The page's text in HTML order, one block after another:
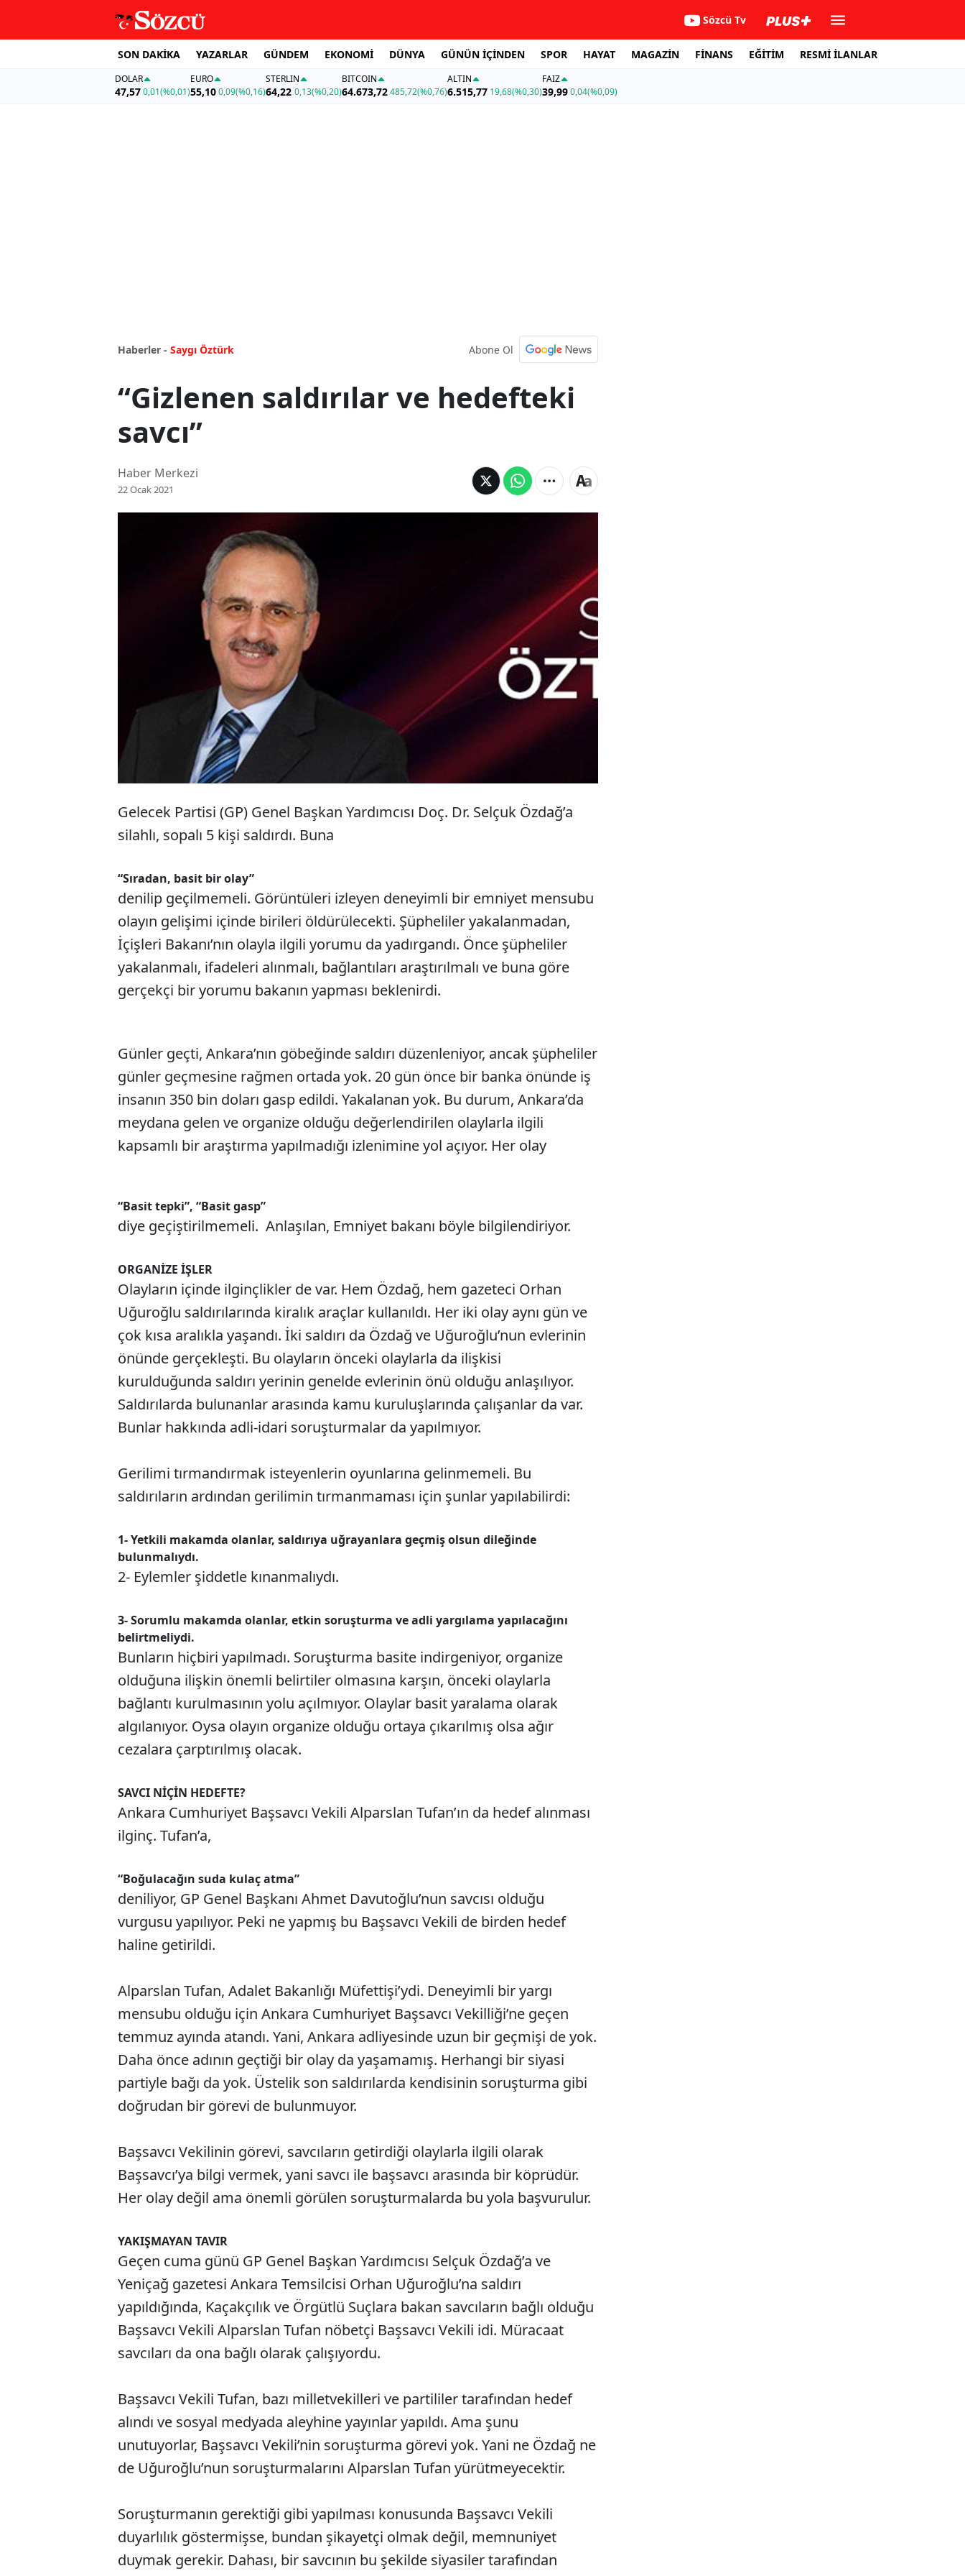
Sözcü Tv
SON DAKİKA YAZARLAR GÜNDEM EKONOMİ DÜNYA GÜNÜN İÇİNDEN SPOR HAYAT MAGAZİN FİNANS EĞİTİM RESMİ İLANLAR
DOLAR
47,570,01(%0,01)
EURO
55,10 0,09(%0,16)
STERLIN
64,22 0,13(%0,20)
BITCOIN
64.673,72485,72(%0,76)
ALTIN
6.515,77 19,68(%0,30)
FAİZ
39,990,04(%0,09)
Haberler - Saygı Öztürk Abone Ol
“Gizlenen saldırılar ve hedefteki
savcı”
Haber Merkezi
22 Ocak 2021
“Gizlenen saldırılar ve
hedefteki savcı”
Gelecek Partisi (GP) Genel Başkan Yardımcısı Doç. Dr. Selçuk Özdağ’a
silahlı, sopalı 5 kişi saldırdı. Buna
“Sıradan, basit bir olay”
denilip geçilmemeli. Görüntüleri izleyen deneyimli bir emniyet mensubu
olayın gelişimi içinde birileri öldürülecekti. Şüpheliler yakalanmadan,
İçişleri Bakanı’nın olayla ilgili yorumu da yadırgandı. Önce şüpheliler
yakalanmalı, ifadeleri alınmalı, bağlantıları araştırılmalı ve buna göre
gerçekçi bir yorumu bakanın yapması beklenirdi.
Günler geçti, Ankara’nın göbeğinde saldırı düzenleniyor, ancak şüpheliler
günler geçmesine rağmen ortada yok. 20 gün önce bir banka önünde iş
insanın 350 bin doları gasp edildi. Yakalanan yok. Bu durum, Ankara’da
meydana gelen ve organize olduğu değerlendirilen olaylarla ilgili
kapsamlı bir araştırma yapılmadığı izlenimine yol açıyor. Her olay
“Basit tepki”, “Basit gasp”
diye geçiştirilmemeli. Anlaşılan, Emniyet bakanı böyle bilgilendiriyor.
ORGANİZE İŞLER
Olayların içinde ilginçlikler de var. Hem Özdağ, hem gazeteci Orhan
Uğuroğlu saldırılarında kiralık araçlar kullanıldı. Her iki olay aynı gün ve
çok kısa aralıkla yaşandı. İki saldırı da Özdağ ve Uğuroğlu’nun evlerinin
önünde gerçekleşti. Bu olayların önceki olaylarla da ilişkisi
kurulduğunda saldırı yerinin genelde evlerinin önü olduğu anlaşılıyor.
Saldırılarda bulunanlar arasında kamu kuruluşlarında çalışanlar da var.
Bunlar hakkında adli-idari soruşturmalar da yapılmıyor.
Gerilimi tırmandırmak isteyenlerin oyunlarına gelinmemeli. Bu
saldırıların ardından gerilimin tırmanmaması için şunlar yapılabilirdi:
1- Yetkili makamda olanlar, saldırıya uğrayanlara geçmiş olsun dileğinde
bulunmalıydı.
2- Eylemler şiddetle kınanmalıydı.
3- Sorumlu makamda olanlar, etkin soruşturma ve adli yargılama yapılacağını
belirtmeliydi.
Bunların hiçbiri yapılmadı. Soruşturma basite indirgeniyor, organize
olduğuna ilişkin önemli belirtiler olmasına karşın, önceki olaylarla
bağlantı kurulmasının yolu açılmıyor. Olaylar basit yaralama olarak
algılanıyor. Oysa olayın organize olduğu ortaya çıkarılmış olsa ağır
cezalara çarptırılmış olacak.
SAVCI NİÇİN HEDEFTE?
Ankara Cumhuriyet Başsavcı Vekili Alparslan Tufan’ın da hedef alınması
ilginç. Tufan’a,
“Boğulacağın suda kulaç atma”
deniliyor, GP Genel Başkanı Ahmet Davutoğlu’nun savcısı olduğu
vurgusu yapılıyor. Peki ne yapmış bu Başsavcı Vekili de birden hedef
haline getirildi.
Alparslan Tufan, Adalet Bakanlığı Müfettişi’ydi. Deneyimli bir yargı
mensubu olduğu için Ankara Cumhuriyet Başsavcı Vekilliği’ne geçen
temmuz ayında atandı. Yani, Ankara adliyesinde uzun bir geçmişi de yok.
Daha önce adının geçtiği bir olay da yaşamamış. Herhangi bir siyasi
partiyle bağı da yok. Üstelik son saldırılarda kendisinin soruşturma gibi
doğrudan bir görevi de bulunmuyor.
Başsavcı Vekilinin görevi, savcıların getirdiği olaylarla ilgili olarak
Başsavcı’ya bilgi vermek, yani savcı ile başsavcı arasında bir köprüdür.
Her olay değil ama önemli görülen soruşturmalarda bu yola başvurulur.
YAKIŞMAYAN TAVIR
Geçen cuma günü GP Genel Başkan Yardımcısı Selçuk Özdağ’a ve
Yeniçağ gazetesi Ankara Temsilcisi Orhan Uğuroğlu’na saldırı
yapıldığında, Kaçakçılık ve Örgütlü Suçlara bakan savcıların bağlı olduğu
Başsavcı Vekili Alparslan Tufan nöbetçi Başsavcı Vekili idi. Müracaat
savcıları da ona bağlı olarak çalışıyordu.
Başsavcı Vekili Tufan, bazı milletvekilleri ve partililer tarafından hedef
alındı ve sosyal medyada aleyhine yayınlar yapıldı. Ama şunu
unutuyorlar, Başsavcı Vekili’nin soruşturma görevi yok. Yani ne Özdağ ne
de Uğuroğlu’nun soruşturmalarını Alparslan Tufan yürütmeyecektir.
Soruşturmanın gerektiği gibi yapılması konusunda Başsavcı Vekili
duyarlılık göstermişse, bundan şikayetçi olmak değil, memnuniyet
duymak gerekir. Dahası, bir savcının bu şekilde siyasiler tarafından